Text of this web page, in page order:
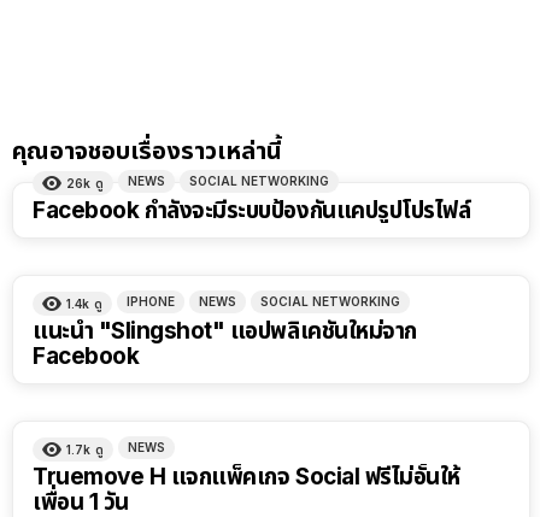
คุณอาจชอบเรื่องราวเหล่านี้
26k ดู NEWS SOCIAL NETWORKING
Facebook กำลังจะมีระบบป้องกันแคปรูปโปรไฟล์
1.4k ดู IPHONE NEWS SOCIAL NETWORKING
แนะนำ "Slingshot" แอปพลิเคชันใหม่จาก
Facebook
1.7k ดู NEWS
Truemove H แจกแพ็คเกจ Social ฟรีไม่อั้นให้
เพื่อน 1 วัน